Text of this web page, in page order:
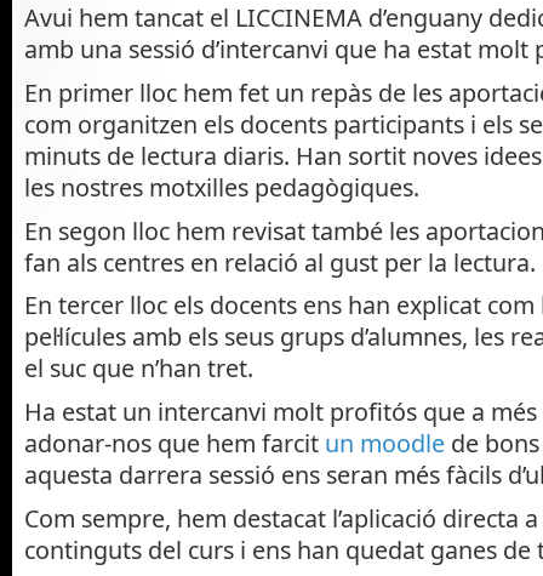
Avui hem tancat el LICCINEMA d’enguany
amb una sessió d’intercanvi que ha estat molt
En primer lloc hem fet un repàs de les
com organitzen els docents participants i els
minuts de lectura diaris. Han sortit noves
les nostres motxilles pedagògiques.
En segon lloc hem revisat també les
fan als centres en relació al gust per la lectura.
En tercer lloc els docents ens han explicat
pel·lícules amb els seus grups d’alumnes, les
el suc que n’han tret.
Ha estat un intercanvi molt profitós que a
adonar-nos que hem farcit un moodle de
aquesta darrera sessió ens seran més fàcils
Com sempre, hem destacat l’aplicació directa a
continguts del curs i ens han quedat ganes de